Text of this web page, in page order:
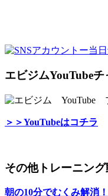
エビジムYouTube
＞＞YouTubeはコチラ
その他トレーニン
朝の10分でむくみ解消